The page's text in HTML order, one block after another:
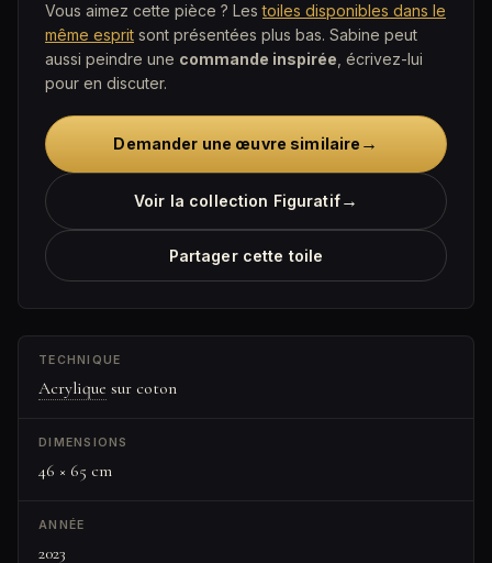
Vous aimez cette pièce ? Lestoiles disponibles dans le
même esprit sont présentées plus bas. Sabine peut
aussi peindre une commande inspirée , écrivez-lui
pour en discuter.
Demander une œuvre similaire →
Voir la collection Figuratif→
Partager cette toile
TECHNIQUE
Acrylique sur coton
DIMENSIONS
46 × 65 cm
ANNÉE
2023